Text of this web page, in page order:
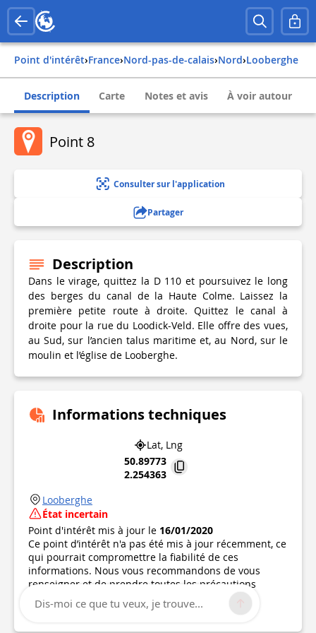
Point d'intérêt› france› nord-pas-de-calais› nord› looberghe
Description Carte Notes et avis À voir autour
Point 8
Consulter sur l'application
Partager
Description
Dans le virage, quittez la D 110 et poursuivez le long
des berges du canal de la Haute Colme. Laissez la
première petite route à droite. Quittez le canal à
droite pour la rue du Loodick-Veld. Elle offre des vues,
au Sud, sur l’ancien talus maritime et, au Nord, sur le
moulin et l’église de Looberghe.
Informations techniques
Lat, Lng
50.89773
2.254363
Looberghe
État incertain
Point d'intérêt mis à jour le 16/01/2020
Ce point d’intérêt n'a pas été mis à jour récemment, ce
qui pourrait compromettre la fiabilité de ces
informations. Nous vous recommandons de vous
renseigner et de prendre toutes les précautions
nécessaires. Si vous en êtes l'auteur, vérifiez vos
informations.
Dis-moi ce que tu veux, je trouve...